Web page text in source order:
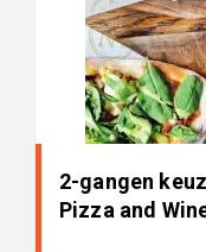
2-gangen
Pizza and